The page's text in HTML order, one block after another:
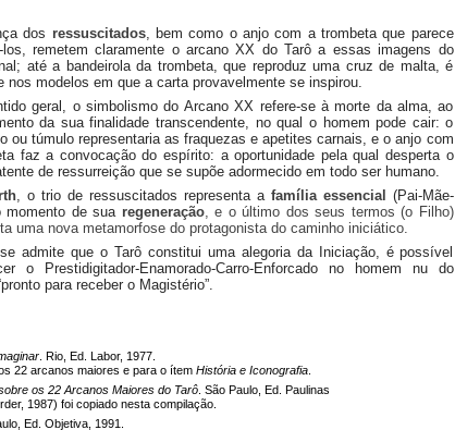
dos ressuscitados, bem como o anjo com a trombeta que parece
los, remetem claramente o arcano XX do Tarô a essas imagens do
até a bandeirola da trombeta, que reproduz uma cruz de malta, é
nos modelos em que a carta provavelmente se inspirou.
geral, o simbolismo do Arcano XX refere-se à morte da alma, ao
da sua finalidade transcendente, no qual o homem pode cair: o
ou túmulo representaria as fraquezas e apetites carnais, e o anjo com
faz a convocação do espírito: a oportunidade pela qual desperta o
de ressurreição que se supõe adormecido em todo ser humano.
, o trio de ressuscitados representa a família essencial (Pai-Mãe-
momento de sua regeneração, e o último dos seus termos (o Filho)
uma nova metamorfose do protagonista do caminho iniciático.
admite que o Tarô constitui uma alegoria da Iniciação, é possível
o Prestidigitador-Enamorado-Carro-Enforcado no homem nu do
para receber o Magistério”.
. Rio, Ed. Labor, 1977.
22 arcanos maiores e para o ítem História e Iconografia.
os 22 Arcanos Maiores do Tarô. São Paulo, Ed. Paulinas
1987) foi copiado nesta compilação.
Ed. Objetiva, 1991.